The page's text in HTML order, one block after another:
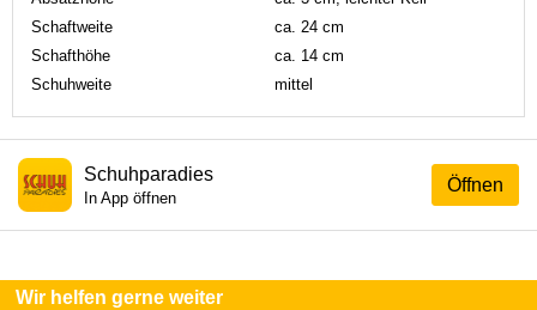
Schaftweite
ca. 24 cm
Schafthöhe
ca. 14 cm
Schuhweite
mittel
Öffnen
Schuhparadies
In App öffnen
Wir helfen gerne weiter